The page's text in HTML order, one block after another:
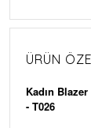
ÜRÜN
Kadın
- T026